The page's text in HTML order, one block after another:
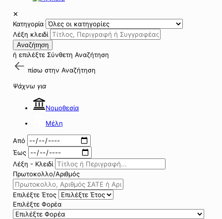
✕
Κατηγορία
Λέξη κλειδί
Αναζήτηση
ή επιλέξτε Σύνθετη Αναζήτηση
πίσω στην Αναζήτηση
Ψάχνω για
Νομοθεσία
Μέλη
Από
Έως
Λέξη - Κλειδί
Πρωτοκολλο/Αριθμός
Επιλέξτε Έτος
Επιλέξτε Φορέα